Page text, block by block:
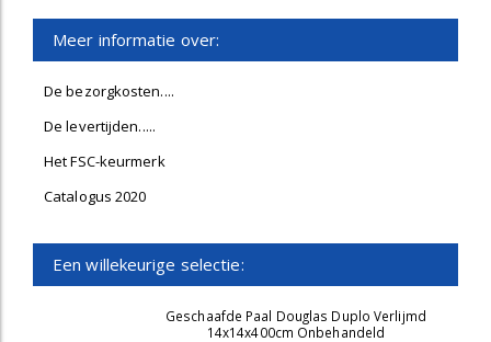
Meer informatie over:
De bezorgkosten....
De levertijden.....
Het FSC-keurmerk
Catalogus 2020
Een willekeurige selectie:
Geschaafde Paal Douglas Duplo Verlijmd
14x14x400cm Onbehandeld